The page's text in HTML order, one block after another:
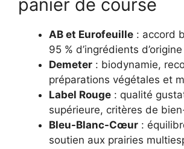
panier de course
AB et Eurofeuille : accord
95 % d’ingrédients
Demeter : biodynamie,
préparations végétales et
Label Rouge : qualité
supérieure, critères de
Bleu-Blanc-Cœur :
soutien aux prairies